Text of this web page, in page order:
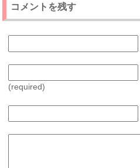
コメントを残す
(required)